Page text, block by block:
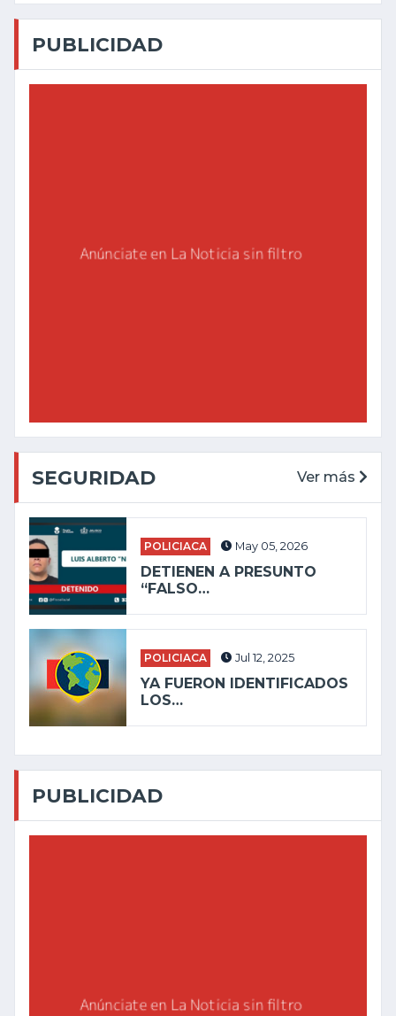
PUBLICIDAD
SEGURIDAD Ver más
POLICIACA May 05, 2026
DETIENEN A PRESUNTO
“FALSO…
POLICIACA Jul 12, 2025
YA FUERON IDENTIFICADOS
LOS…
PUBLICIDAD